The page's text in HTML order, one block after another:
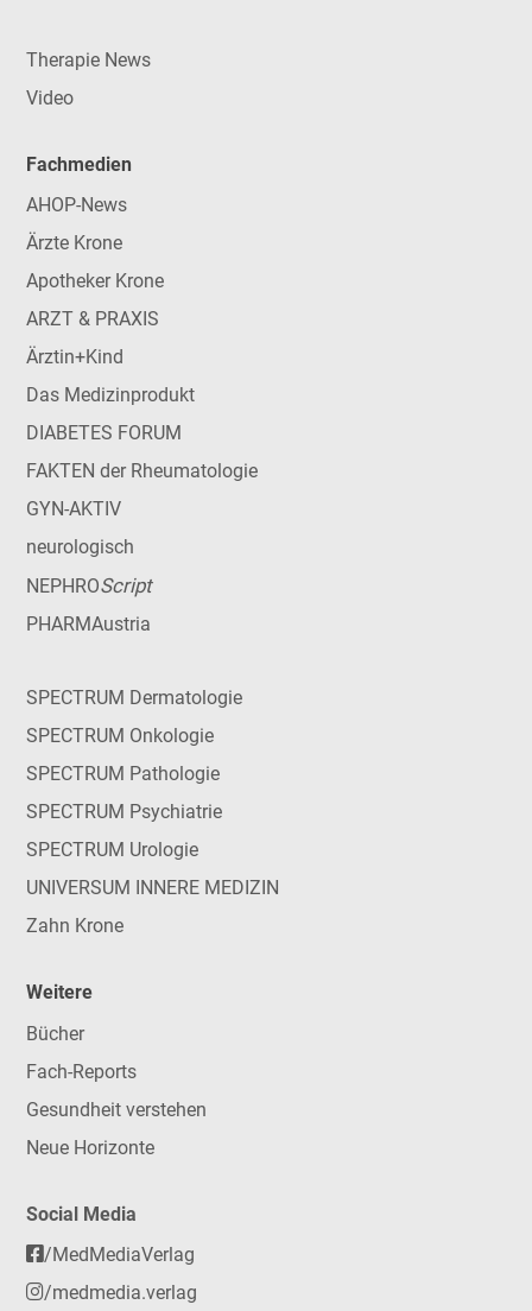
Therapie News
Video
Fachmedien
AHOP-News
Ärzte Krone
Apotheker Krone
ARZT & PRAXIS
Ärztin+Kind
Das Medizinprodukt
DIABETES FORUM
FAKTEN der Rheumatologie
GYN-AKTIV
neurologisch
NEPHROScript
PHARMAustria
SPECTRUM Dermatologie
SPECTRUM Onkologie
SPECTRUM Pathologie
SPECTRUM Psychiatrie
SPECTRUM Urologie
UNIVERSUM INNERE MEDIZIN
Zahn Krone
Weitere
Bücher
Fach-Reports
Gesundheit verstehen
Neue Horizonte
Social Media
/MedMediaVerlag
/medmedia.verlag